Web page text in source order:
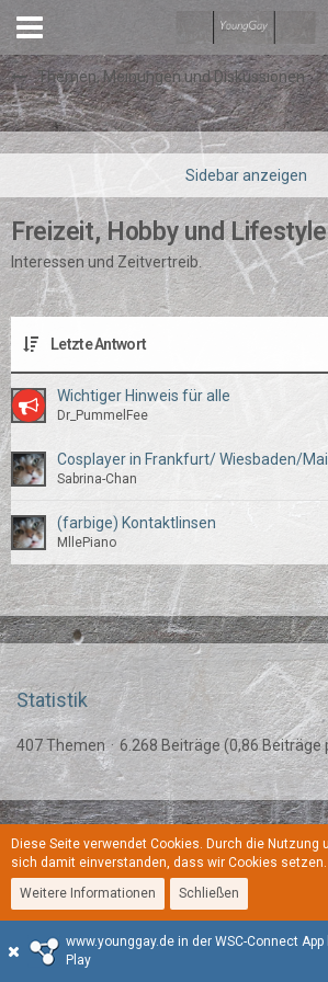
Themen, Meinungen und Diskussionen
Freizeit, Hobby und Lifestyle
Interessen und Zeitvertreib.
Letzte Antwort
Wichtiger Hinweis für alle
Dr_PummelFee
Cosplayer in Frankfurt/ Wiesbaden/
Sabrina-Chan
(farbige) Kontaktlinsen
MllePiano
Statistik
407 Themen 6.268 Beiträge (0,86 Beiträge
Regeln Datenschutzerklärung Kontakt
Stil:YoungGay
Community-Software:WoltLab
www.younggay.de in der WSC-Connect App
Play
Diese Seite verwendet Cookies. Durch die Nutzung
sich damit einverstanden, dass wir Cookies setzen.
Weitere Informationen
Schließen